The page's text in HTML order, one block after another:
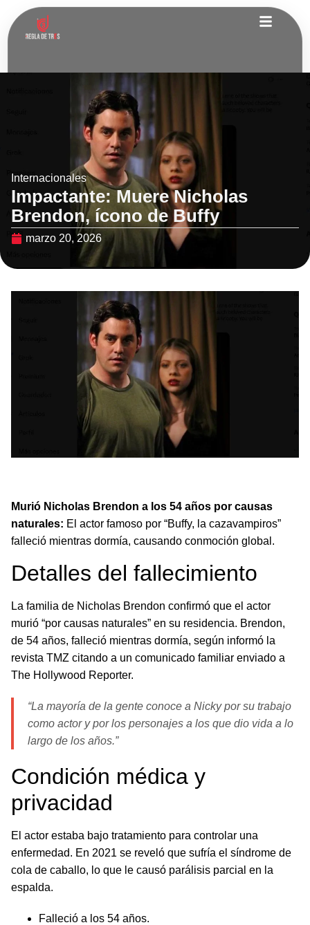
Internacionales
Impactante: Muere Nicholas
Brendon, ícono de Buffy
marzo 20, 2026
Murió Nicholas Brendon a los 54 años por causas
naturales: El actor famoso por “Buffy, la cazavampiros”
falleció mientras dormía, causando conmoción global.
Detalles del fallecimiento
La familia de Nicholas Brendon confirmó que el actor
murió “por causas naturales” en su residencia. Brendon,
de 54 años, falleció mientras dormía, según informó la
revista TMZ citando a un comunicado familiar enviado a
The Hollywood Reporter.
“La mayoría de la gente conoce a Nicky por su trabajo
como actor y por los personajes a los que dio vida a lo
largo de los años.”
Condición médica y
privacidad
El actor estaba bajo tratamiento para controlar una
enfermedad. En 2021 se reveló que sufría el síndrome de
cola de caballo, lo que le causó parálisis parcial en la
espalda.
Falleció a los 54 años.